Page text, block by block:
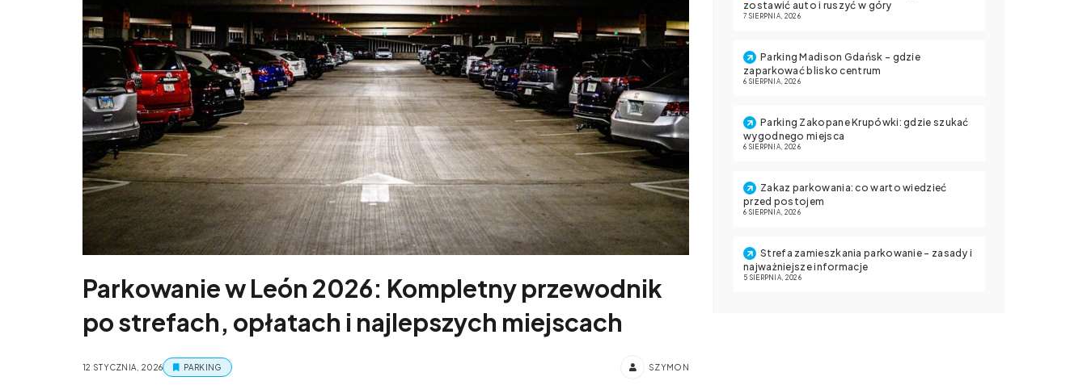
Parkowanie w León 2026: Kompletny przewodnik
po strefach, opłatach i najlepszych miejscach
12 STYCZNIA, 2026 PARKING SZYMON
zostawić auto i ruszyć w góry
7 SIERPNIA, 2026
Parking Madison Gdańsk – gdzie
zaparkować blisko centrum
6 SIERPNIA, 2026
Parking Zakopane Krupówki: gdzie szukać
wygodnego miejsca
6 SIERPNIA, 2026
Zakaz parkowania: co warto wiedzieć
przed postojem
6 SIERPNIA, 2026
Strefa zamieszkania parkowanie – zasady i
najważniejsze informacje
5 SIERPNIA, 2026